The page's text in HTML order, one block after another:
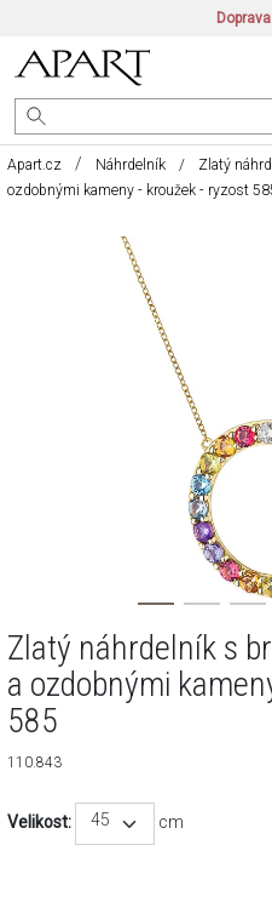
Apart.cz Náhrdelník
Zlatý
ozdobnými kameny - kroužek - ryzost
Zlatý náhrdelník s
a ozdobnými
585
110.843
Velikost: 45 cm